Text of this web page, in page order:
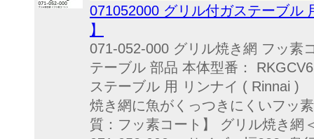
071052000 グリル付ガステーブル
】
071-052-000 グリル焼き網 フッ素
テーブル 部品 本体型番：
ステーブル 用 リンナイ ( Rinnai
焼き網に魚がくっつきにくいフッ
質：フッ素コート】 グリル焼き網